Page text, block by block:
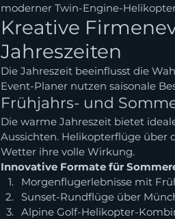
moderner Twin-Engine-
Kreative
Jahreszeiten
Die Jahreszeit beeinflusst die
Event-Planer nutzen saisonale
Frühjahrs- und
Die warme Jahreszeit bietet
Aussichten. Helikopterflüge über
Wetter ihre volle Wirkung.
Innovative Formate für
Morgenflugerlebnisse mit
Sunset-Rundflüge über
Alpine Golf-Helikopter-